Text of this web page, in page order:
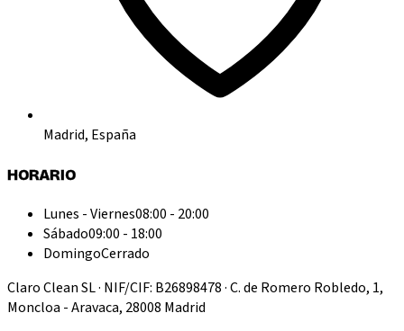
Madrid, España
HORARIO
Lunes - Viernes08:00 - 20:00
Sábado09:00 - 18:00
DomingoCerrado
Claro Clean SL · NIF/CIF: B26898478 · C. de Romero Robledo, 1,
Moncloa - Aravaca, 28008 Madrid